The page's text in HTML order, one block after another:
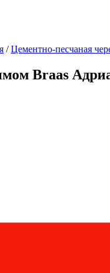
/ Цементно-песчаная
Braas